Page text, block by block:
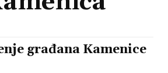
građana Kamenice